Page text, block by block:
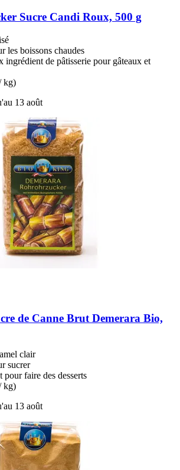
Sucre Candi Roux, 500 g
les boissons chaudes
ingrédient de pâtisserie pour gâteaux et
kg)
13 août
de Canne Brut Demerara Bio,
clair
sucrer
pour faire des desserts
kg)
13 août